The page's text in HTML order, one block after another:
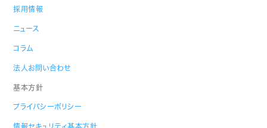
採用情報
ニュース
コラム
法人お問い合わせ
基本方針
プライバシーポリシー
情報セキュリティ基本方針